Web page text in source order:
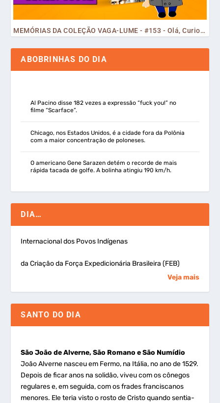
MEMÓRIAS DA COLEÇÃO VAGA-LUME - #153 - Olá, Curiosos! 2023
ABOBRINHAS DO DIA
Al Pacino disse 182 vezes a expressão “fuck you!” no
filme “Scarface”.
Chicago, nos Estados Unidos, é a cidade fora da Polônia
com a maior concentração de poloneses.
O americano Gene Sarazen detém o recorde de mais
rápida tacada de golfe. A bolinha atingiu 190 km/h.
DIA…
Internacional dos Povos Indígenas
da Criação da Força Expedicionária Brasileira (FEB)
Veja mais
SANTO DO DIA
São João de Alverne, São Romano e São Numídio
João Alverne nasceu em Fermo, na Itália, no ano de 1529.
Depois de ficar anos na solidão, viveu com os cônegos
regulares e, em seguida, com os frades franciscanos
menores. Ele teria visto o rosto de Cristo quando sentia-